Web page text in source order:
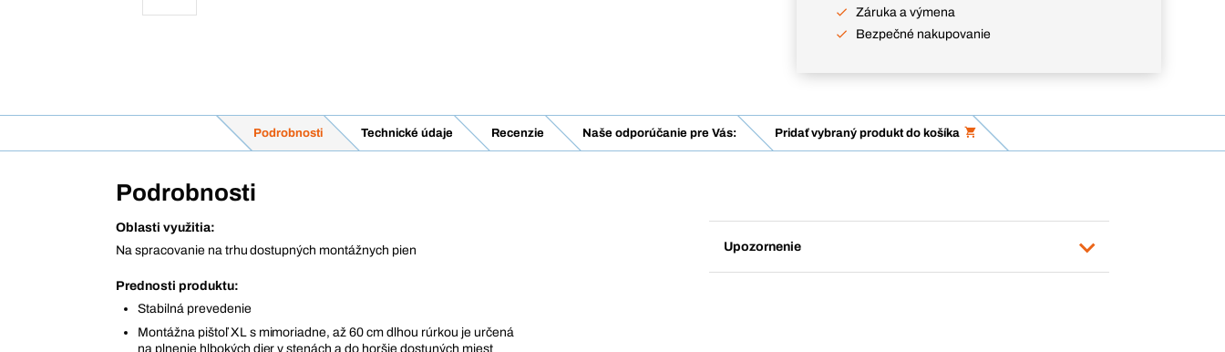
Záruka a výmena
Bezpečné nakupovanie
Podrobnosti Technické údaje Recenzie Naše odporúčanie pre Vás: Pridať vybraný produkt do košíka
Podrobnosti
Oblasti využitia:
Na spracovanie na trhu dostupných montážnych pien
Prednosti produktu:
Stabilná prevedenie
Montážna pištoľ XL s mimoriadne, až 60 cm dlhou rúrkou je určená
na plnenie hlbokých dier v stenách a do horšie dostuných miest
Upozornenie